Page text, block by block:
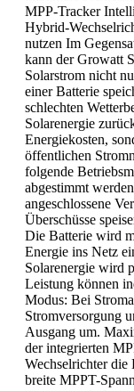
MPP-Tracker
Hybrid-
nutzen Im
kann der Growatt
Solarstrom nicht
einer Batterie
schlechten
Solarenergie
Energiekosten,
öffentlichen
folgende
abgestimmt
angeschlossene
Überschüsse
Die Batterie wird
Energie ins Netz
Solarenergie wird
Leistung können
Modus: Bei
Stromversorgung
Ausgang um.
der integrierten
Wechselrichter die
breite MPPT-